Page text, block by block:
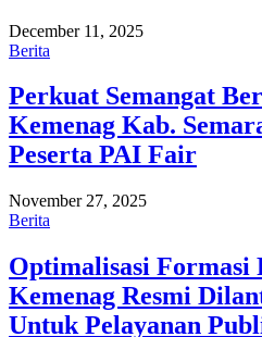
December 11, 2025
Berita
Perkuat Semangat
Kemenag Kab.
Peserta PAI Fair
November 27, 2025
Berita
Optimalisasi Formasi
Kemenag Resmi
Untuk Pelayanan